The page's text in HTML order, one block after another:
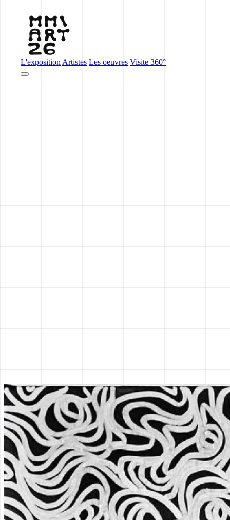
L'exposition Artistes Les oeuvres Visite 360°